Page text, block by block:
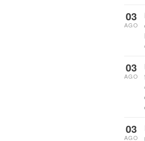
03
AGO
03
AGO
03
AGO